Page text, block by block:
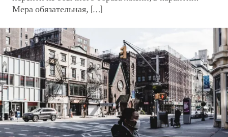
Мера обязательная, […]